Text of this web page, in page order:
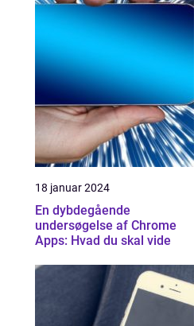
18 januar 2024
En dybdegående
undersøgelse af Chrome
Apps: Hvad du skal vide